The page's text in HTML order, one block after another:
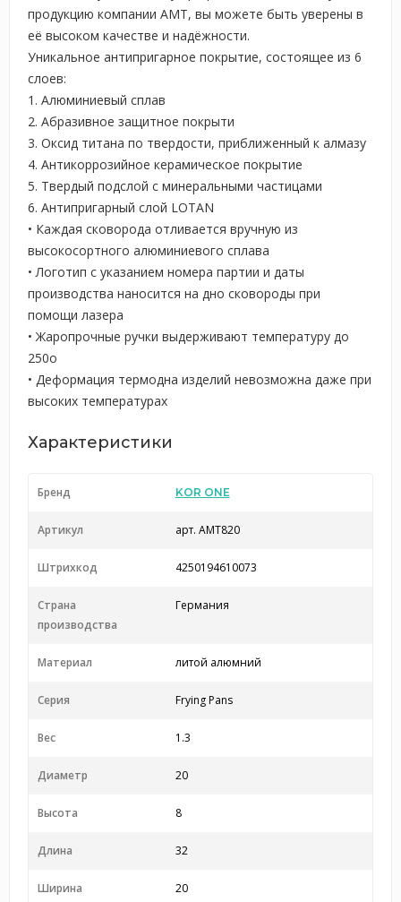
продукцию компании AMT, вы можете быть уверены в
её высоком качестве и надёжности.
Уникальное антипригарное покрытие, состоящее из 6
слоев:
1. Алюминиевый сплав
2. Абразивное защитное покрыти
3. Оксид титана по твердости, приближенный к алмазу
4. Антикоррозийное керамическое покрытие
5. Твердый подслой с минеральными частицами
6. Антипригарный слой LOTAN
• Каждая сковорода отливается вручную из
высокосортного алюминиевого сплава
• Логотип с указанием номера партии и даты
производства наносится на дно сковороды при
помощи лазера
• Жаропрочные ручки выдерживают температуру до
250о
• Деформация термодна изделий невозможна даже при
высоких температурах
Характеристики
Бренд KOR ONE
Артикул арт. AMT820
Штрихкод 4250194610073
Страна
производства
Германия
Материал литой алюмний
Серия Frying Pans
Вес 1.3
Диаметр 20
Высота 8
Длина 32
Ширина 20